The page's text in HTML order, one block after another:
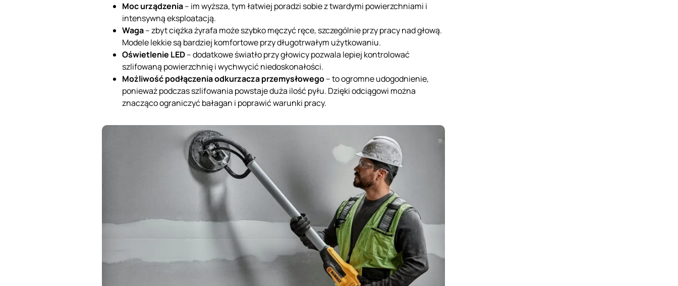
Moc urządzenia– im wyższa, tym łatwiej poradzi sobie z twardymi powierzchniami i
intensywną eksploatacją.
Waga– zbyt ciężka żyrafa może szybko męczyć ręce, szczególnie przy pracy nad głową.
Modele lekkie są bardziej komfortowe przy długotrwałym użytkowaniu.
Oświetlenie LED– dodatkowe światło przy głowicy pozwala lepiej kontrolować
szlifowaną powierzchnię i wychwycić niedoskonałości.
Możliwość podłączenia odkurzacza przemysłowego– to ogromne udogodnienie,
ponieważ podczas szlifowania powstaje duża ilość pyłu. Dzięki odciągowi można
znacząco ograniczyć bałagan i poprawić warunki pracy.